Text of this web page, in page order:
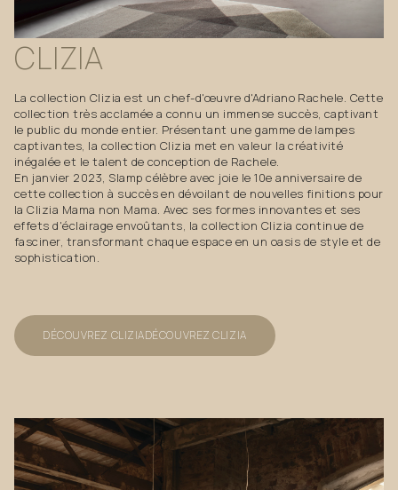
CLIZIA
La collection Clizia est un chef-d'œuvre d'Adriano Rachele. Cette
collection très acclamée a connu un immense succès, captivant
le public du monde entier. Présentant une gamme de lampes
captivantes, la collection Clizia met en valeur la créativité
inégalée et le talent de conception de Rachele.
En janvier 2023, Slamp célèbre avec joie le 10e anniversaire de
cette collection à succès en dévoilant de nouvelles finitions pour
la Clizia Mama non Mama. Avec ses formes innovantes et ses
effets d'éclairage envoûtants, la collection Clizia continue de
fasciner, transformant chaque espace en un oasis de style et de
sophistication.
DÉCOUVREZ CLIZIADÉCOUVREZ CLIZIA